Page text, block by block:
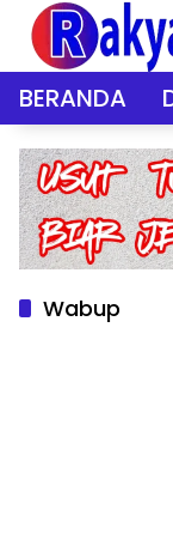
Langsung
konten
BERANDA
Wabup